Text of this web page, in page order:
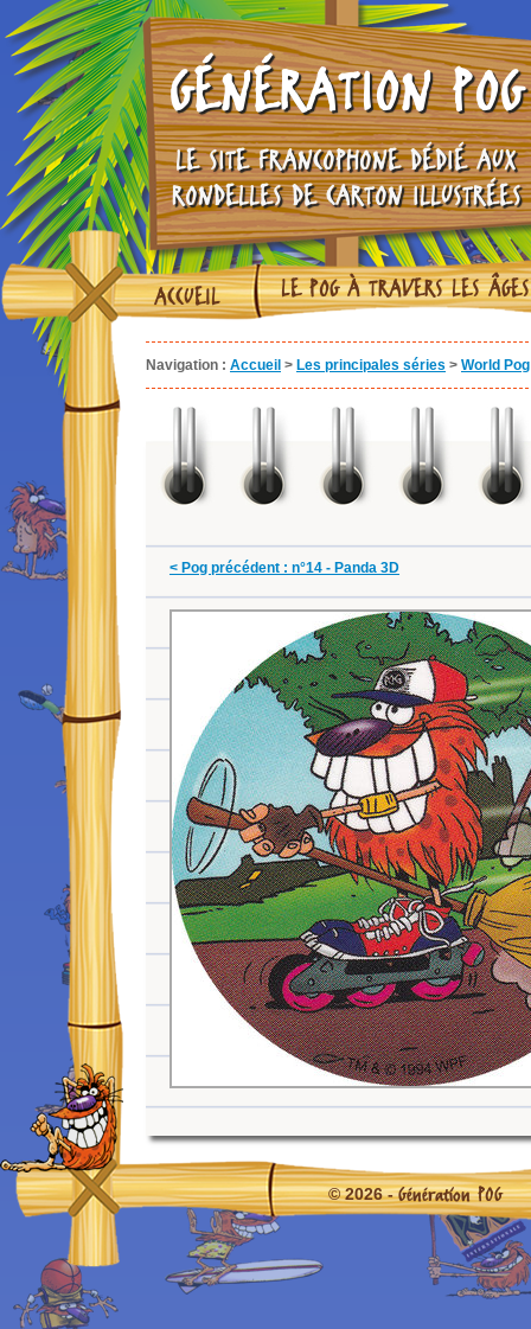
GÉNÉRATION POG
LE SITE FRANCOPHONE DÉDIÉ AUX
RONDELLES DE CARTON ILLUSTRÉES
ACCUEIL LE POG À TRAVERS LES ÂGES
Navigation : Accueil > Les principales séries > World
< Pog précédent : n°14 - Panda 3D
© 2026 -Génération POG